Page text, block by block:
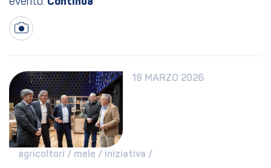
18 MARZO 2026
agricoltori / mele / iniziativa /